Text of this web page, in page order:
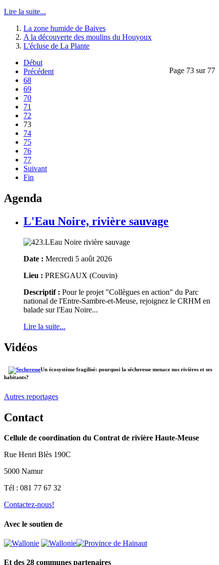
Lire la suite...
La zone humide de Baives
A la découverte des moulins du Houyoux
L'écluse de La Plante
Page 73 sur 77
Début
Précédent
68
69
70
71
72
73
74
75
76
77
Suivant
Fin
Agenda
L'Eau Noire, rivière sauvage
Date : Mercredi 5 août 2026
Lieu : PRESGAUX (Couvin)
Descriptif : Pour le projet "Collègues en action" du Parc
national de l'Entre-Sambre-et-Meuse, rejoignez le CRHM en
balade sur l'Eau Noire...
Lire la suite...
Vidéos
Un écosystème fragilisé: pourquoi la sécheresse menace nos rivières et ses
habitants?
Autres reportages
Contact
Cellule de coordination du Contrat de rivière Haute-Meuse
Rue Henri Blès 190C
5000 Namur
Tél : 081 77 67 32
Contactez-nous!
Avec le soutien de
Et des 28 communes partenaires